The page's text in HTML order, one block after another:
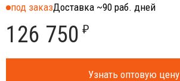
под заказДоставка ~90 раб. дней
126 750 ₽
Узнать оптовую цену